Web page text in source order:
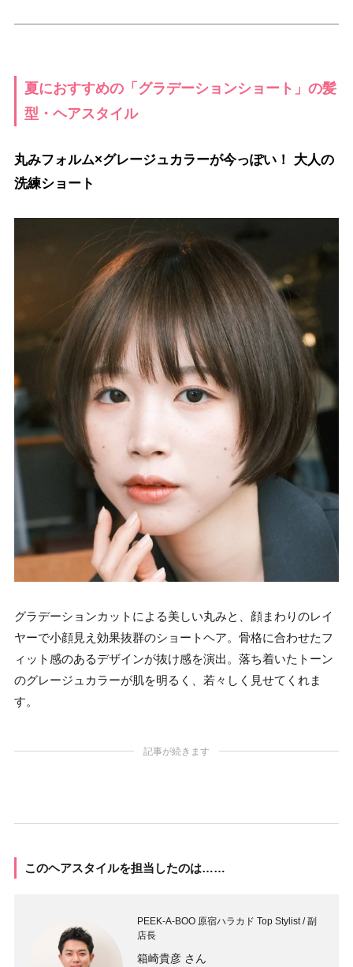
夏におすすめの「グラデーションショート」の髪
型・ヘアスタイル
丸みフォルム×グレージュカラーが今っぽい！ 大人の
洗練ショート
グラデーションカットによる美しい丸みと、顔まわりのレイ
ヤーで小顔見え効果抜群のショートヘア。骨格に合わせたフ
ィット感のあるデザインが抜け感を演出。落ち着いたトーン
のグレージュカラーが肌を明るく、若々しく見せてくれま
す。
記事が続きます
このヘアスタイルを担当したのは……
PEEK-A-BOO 原宿ハラカド Top Stylist / 副
店長
箱崎貴彦 さん